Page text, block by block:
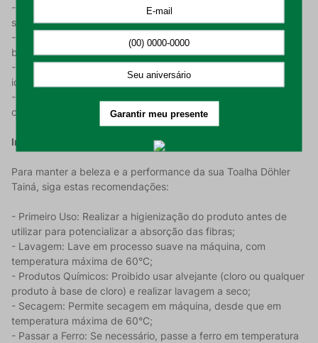
- Alta Absorção: Gramatura de 400 g/m² que assegura uma
secagem eficiente e rápida;
- Toque Macio: Textura felpuda que proporciona conforto e
bem-estar no contato com a pele;
- Dimensões Generosas: Tamanho Banho (70 cm x 1,40 m),
ideal para envolver o corpo com total praticidade;
- Cor Elegante: Tom azul escuro que facilita a coordenação
com diferentes estilos de decoração.
Instruções de Uso e Conservação:
Para manter a beleza e a performance da sua Toalha Döhler
Tainá, siga estas recomendações:
- Primeiro Uso: Realizar a higienização do produto antes de
utilizar para potencializar a absorção das fibras;
- Lavagem: Lave em processo suave na máquina, com
temperatura máxima de 60°C;
- Produtos Químicos: Proibido usar alvejante (cloro ou qualquer
produto à base de cloro) e realizar lavagem a seco;
- Secagem: Permite secagem em máquina, desde que em
temperatura máxima de 60°C;
- Passar a Ferro: Se necessário, passe a ferro em temperatura